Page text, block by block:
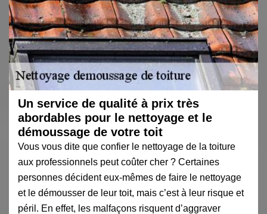
Un service de qualité à prix très
abordables pour le nettoyage et le
démoussage de votre toit
Vous vous dite que confier le nettoyage de la toiture
aux professionnels peut coûter cher ? Certaines
personnes décident eux-mêmes de faire le nettoyage
et le démousser de leur toit, mais c’est à leur risque et
péril. En effet, les malfaçons risquent d’aggraver